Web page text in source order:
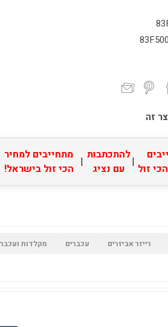
זה
זול |להתכתבות
עם נציג
| מתחייבים למחיר
הכי זול בישראל!
רייזר אביזרים עכברים
מקלדות